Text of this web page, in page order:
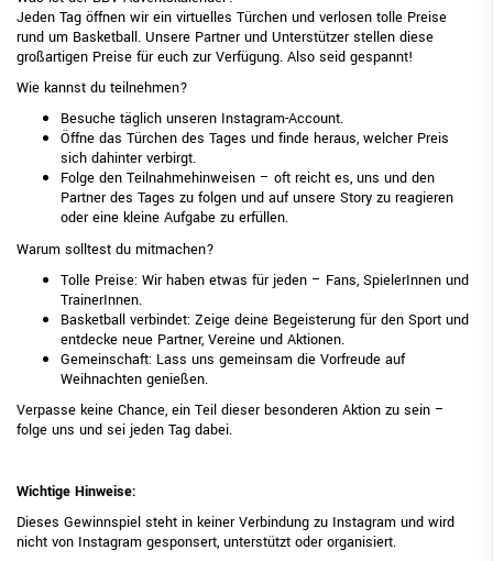
Jeden Tag öffnen wir ein virtuelles Türchen und verlosen tolle Preise
rund um Basketball. Unsere Partner und Unterstützer stellen diese
großartigen Preise für euch zur Verfügung. Also seid gespannt!
Wie kannst du teilnehmen?
Besuche täglich unseren Instagram-Account.
Öffne das Türchen des Tages und finde heraus, welcher Preis
sich dahinter verbirgt.
Folge den Teilnahmehinweisen – oft reicht es, uns und den
Partner des Tages zu folgen und auf unsere Story zu reagieren
oder eine kleine Aufgabe zu erfüllen.
Warum solltest du mitmachen?
Tolle Preise: Wir haben etwas für jeden – Fans, SpielerInnen und
TrainerInnen.
Basketball verbindet: Zeige deine Begeisterung für den Sport und
entdecke neue Partner, Vereine und Aktionen.
Gemeinschaft: Lass uns gemeinsam die Vorfreude auf
Weihnachten genießen.
Verpasse keine Chance, ein Teil dieser besonderen Aktion zu sein –
folge uns und sei jeden Tag dabei.
Wichtige Hinweise:
Dieses Gewinnspiel steht in keiner Verbindung zu Instagram und wird
nicht von Instagram gesponsert, unterstützt oder organisiert.